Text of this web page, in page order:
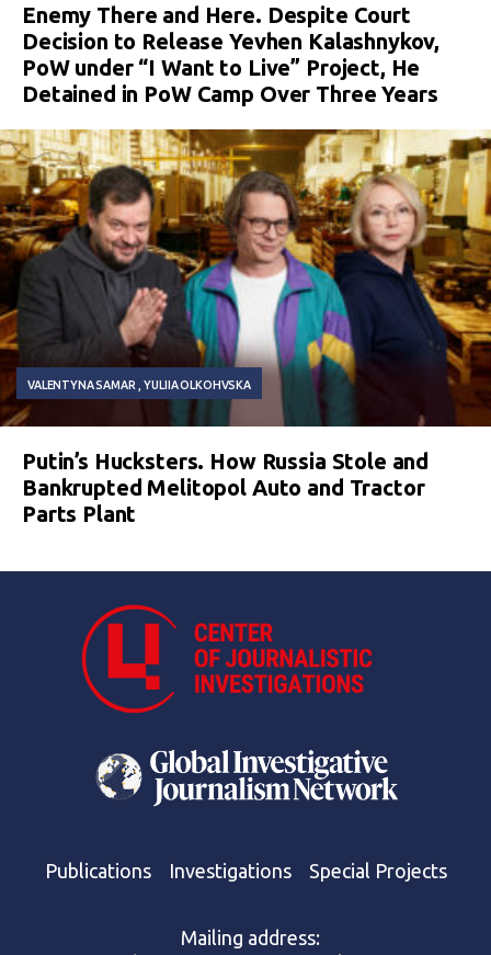
Enemy There and Here. Despite Court
Decision to Release Yevhen Kalashnykov,
PoW under “I Want to Live” Project, He
Detained in PoW Camp Over Three Years
VALENTYNA SAMAR YULIIA OLKOHVSKA
Putin’s Hucksters. How Russia Stole and
Bankrupted Melitopol Auto and Tractor
Parts Plant
Publications Investigations Special Projects
Mailing address: